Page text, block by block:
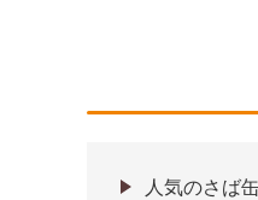
人気のさば